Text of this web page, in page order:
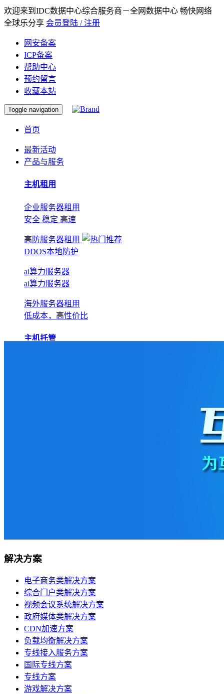
欢迎来到IDC数据中心综合服务商－全网数据中心 畅快网络
全球乐分享 会员登陆 / 注册
网安备案
ICP备案
帮助中心
预约留言
收藏本站
Toggle navigation
首页
最新活动
产品与服务
主机租用
企业服务器租用
安全 稳定 高速
高防服务器租用
DDOS本地防护
ai算力服务器
ai算力服务器
海外服务器租用
低成本，高性价比
主机托管
电信联通双线数据中心
电信机柜租用
电信直营数据中心
移动机柜租用
移动T4级数据中心
增值服务
企业邮局
权威安全认证
解决方案
电子商务类解决方案
综合门户类解决方案
视频会议系统解决方案
政府媒体类解决方案
CDN加速方案
负载均衡解决方案
专线接入服务方案
国际专线方案
专线方案
游戏解决方案